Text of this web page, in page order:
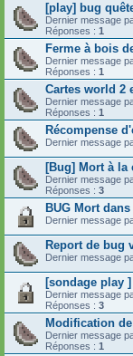
[play] bug
Dernier message
Réponses : 1
Ferme à bois
Dernier message
Réponses : 1
Cartes world 2
Dernier message
Réponses : 1
Récompense
Dernier message
[Bug] Mort à la
Dernier message
Réponses : 3
BUG Mort
Dernier message
Report de bug
Dernier message
[sondage play
Dernier message
Réponses : 3
Modification
Dernier message
Réponses : 1